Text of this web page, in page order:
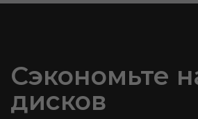
Сэкономьте
дисков